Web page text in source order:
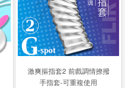
激爽摳指套2 前戲調情撩撥
手指套-可重複使用